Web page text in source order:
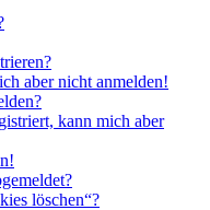
aber nicht anmelden!
kann mich aber
löschen“?